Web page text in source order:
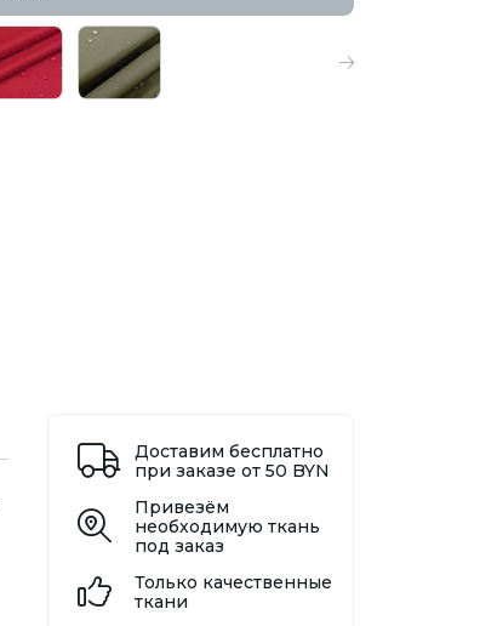
Доставим бесплатно
при заказе от 50 BYN
Привезём
необходимую ткань
под заказ
Только качественные
ткани